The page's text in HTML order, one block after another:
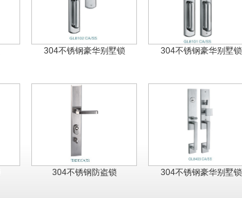
304不锈钢豪华别墅锁 304不锈钢豪华别墅锁
304不锈钢防盗锁 304不锈钢豪华别墅锁